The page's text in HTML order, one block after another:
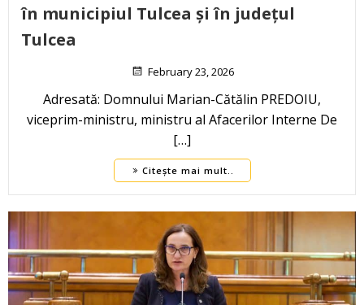
în municipiul Tulcea și în județul
Tulcea
February 23, 2026
Adresată: Domnului Marian-Cătălin PREDOIU,
viceprim-ministru, ministru al Afacerilor Interne De
[…]
Citește mai mult..